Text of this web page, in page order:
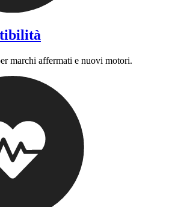
marchi affermati e nuovi motori.